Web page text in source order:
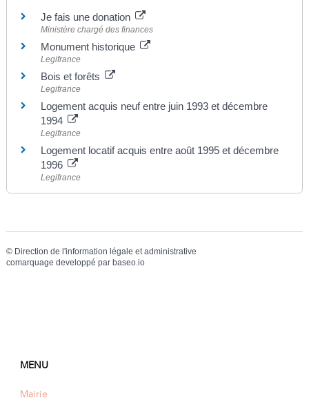
Je fais une donation
Ministère chargé des finances
Monument historique
Legifrance
Bois et forêts
Legifrance
Logement acquis neuf entre juin 1993 et décembre
1994
Legifrance
Logement locatif acquis entre août 1995 et décembre
1996
Legifrance
© Direction de l'information légale et administrative
comarquage developpé par baseo.io
MENU
Mairie